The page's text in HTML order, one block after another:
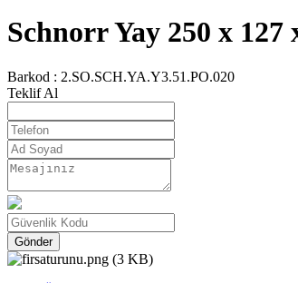
Schnorr Yay 250 x
Barkod : 2.SO.SCH.YA.Y3.51.PO.020
Teklif Al
Gönder